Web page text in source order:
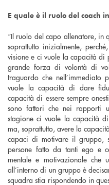
E quale è il ruolo del coach
“Il ruolo del capo allenatore, in
soprattutto inizialmente,
visione e ci vuole la capacità di
grande forza di volontà di
traguardo che nell’immediato
vuole la capacità di dare
capacità di essere sempre
sono fattori che nei rapporti
stagione ci vuole la capacità
ma, soprattutto, avere la
capaci di motivare il gruppo,
persone fatto da tanti ego e
mentale e motivazionale che
all’interno di un gruppo è
squadra stia rispondendo in